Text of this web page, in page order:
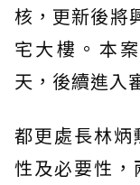
核，更新後將
宅大樓。本
天，後續進入
都更處長林
性及必要性